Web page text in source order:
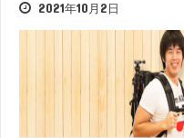
2021年10月2日